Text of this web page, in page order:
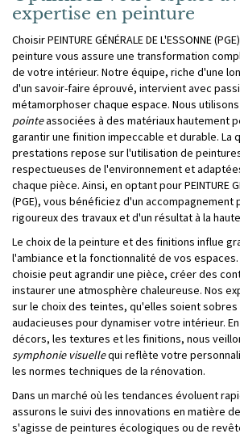
expertise en peinture
Choisir PEINTURE GÉNÉRALE DE L'ESSONNE
peinture vous assure une transformation
de votre intérieur. Notre équipe, riche d'une
d'un savoir-faire éprouvé, intervient avec
métamorphoser chaque espace. Nous
pointeassociées à des matériaux hautement
garantir une finition impeccable et durable. La
prestations repose sur l'utilisation de
respectueuses de l'environnement et
chaque pièce. Ainsi, en optant pour PEINTURE
(PGE), vous bénéficiez d'un accompagnement
rigoureux des travaux et d'un résultat à la
Le choix de la peinture et des finitions influe
l'ambiance et la fonctionnalité de vos espaces.
choisie peut agrandir une pièce, créer des
instaurer une atmosphère chaleureuse. Nos
sur le choix des teintes, qu'elles soient
audacieuses pour dynamiser votre intérieur.
décors, les textures et les finitions, nous
symphonie visuellequi reflète votre
les normes techniques de la rénovation.
Dans un marché où les tendances évoluent
assurons le suivi des innovations en matière
s'agisse de peintures écologiques ou de